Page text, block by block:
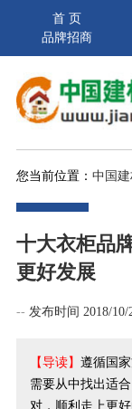
首 页
品牌招商
您当前位置： 中国建
十大衣柜品
更好发展
-- 发布时间 2018/10/
【导读】 遵循国
需要从中找出适
对，顺利走上更